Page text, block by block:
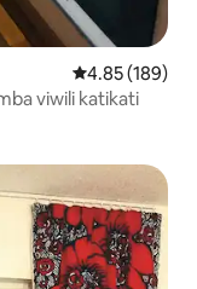
Ukadiriaji wa
4.85 (189)
viwili katikati